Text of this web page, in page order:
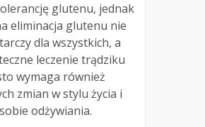
glutenu, jednak
eliminacja glutenu nie
dla wszystkich, a
leczenie trądziku
wymaga również
zmian w stylu życia i
odżywiania.